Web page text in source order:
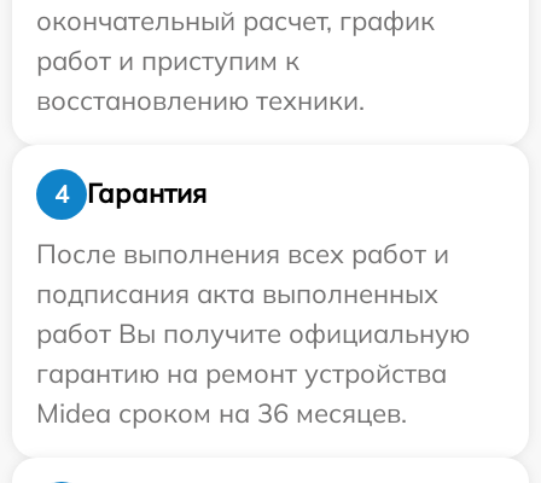
окончательный расчет, график
работ и приступим к
восстановлению техники.
4
Гарантия
После выполнения всех работ и
подписания акта выполненных
работ Вы получите официальную
гарантию на ремонт устройства
Midea сроком на 36 месяцев.